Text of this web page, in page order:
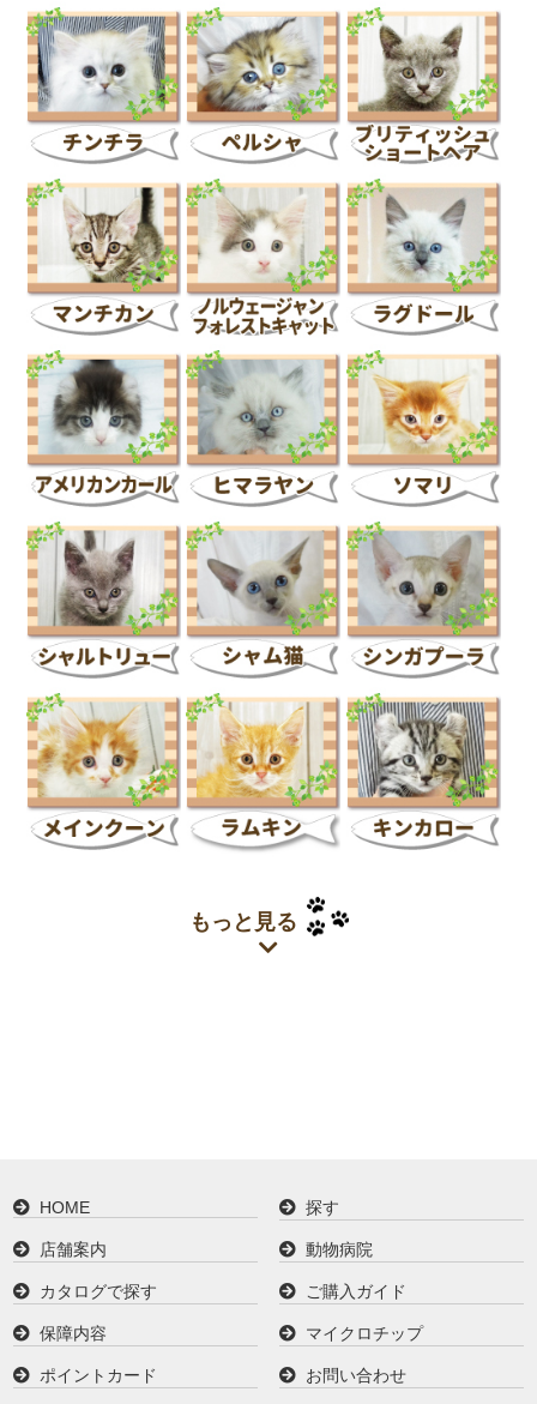
もっと見る
HOME 探す
店舗案内 動物病院
カタログで探す ご購入ガイド
保障内容 マイクロチップ
ポイントカード お問い合わせ